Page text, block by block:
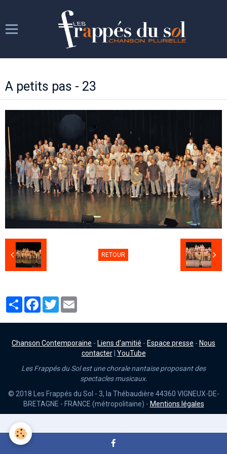
Les répétitions
Les spectacles
Week-ends chantants
A petits pas - 23
RETOUR
PartagerFacebook
Twitter
Chanson Contemporaine - Liens d'amitié - Espace presse - Nous
contacter| YouTube
Les Frappés du Sol est une chorale nantaise proposant des
spectacles musicaux.
© 2018 Les Frappés du Sol - 3, la Thébaudière 44360 VIGNEUX-DE-
BRETAGNE - FRANCE (métropolitaine) - Mentions légales